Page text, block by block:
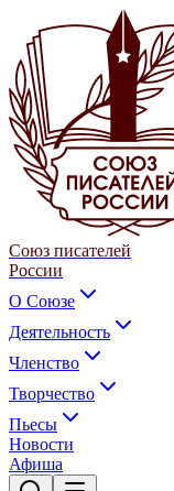
Союз писателей
России
О Союзе
Деятельность
Членство
Творчество
Пьесы
Новости
Афиша